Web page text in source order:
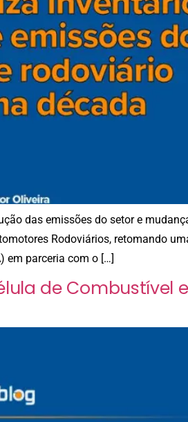
das emissões do setor e
Rodoviários, retomando
em parceria com o […]
de Combustível